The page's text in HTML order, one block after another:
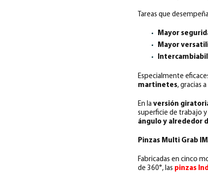
Tareas que
Mayor
Mayor
Especialmente
martinetes, gracias
En la versión
superficie de trabajo
ángulo y alrededor
Pinzas Multi Grab
Fabricadas en cinco
de 360°, las pinzas